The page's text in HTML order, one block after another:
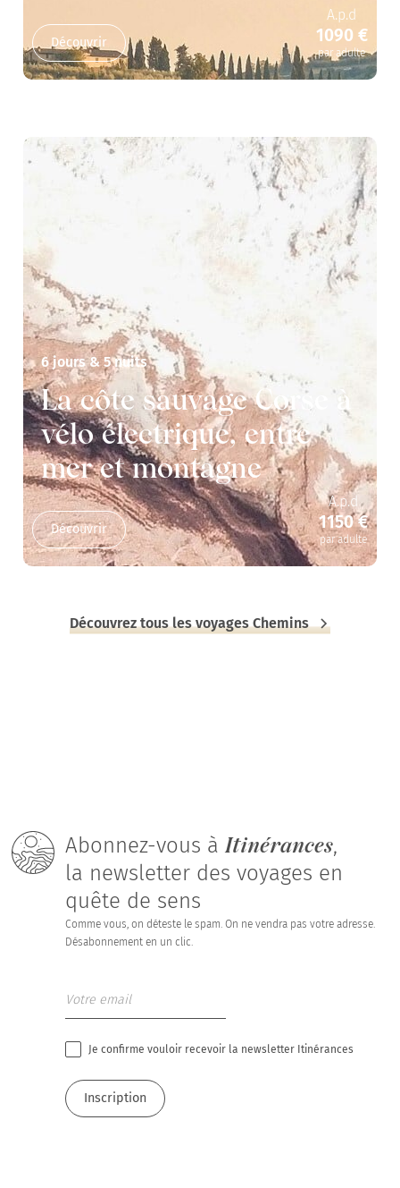
Découvrir
A.p.d
1090 €
par adulte
6 jours & 5 nuits
La côte sauvage Corse à
vélo électrique, entre
mer et montagne
Découvrir
A.p.d
1150 €
par adulte
Découvrez tous les voyages Chemins
Abonnez-vous àItinérances,
la newsletter des voyages en
quête de sens
Comme vous, on déteste le spam. On ne vendra pas votre adresse.
Désabonnement en un clic.
Je confirme vouloir recevoir la newsletter Itinérances